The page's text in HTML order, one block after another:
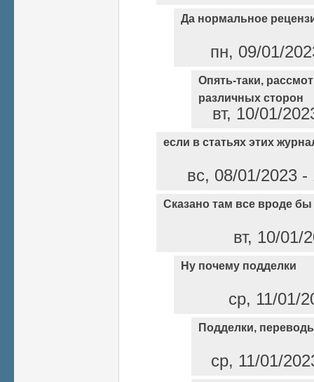
Да нормальное
пн, 09/01/
Опять-таки,
различных сторон
вт, 10/01/
если в статьях этих
вс, 08/01/2023
Сказано там все вроде бы
вт, 10/01/
Ну почему подделки
ср, 11/01/
Подделки,
ср, 11/01/